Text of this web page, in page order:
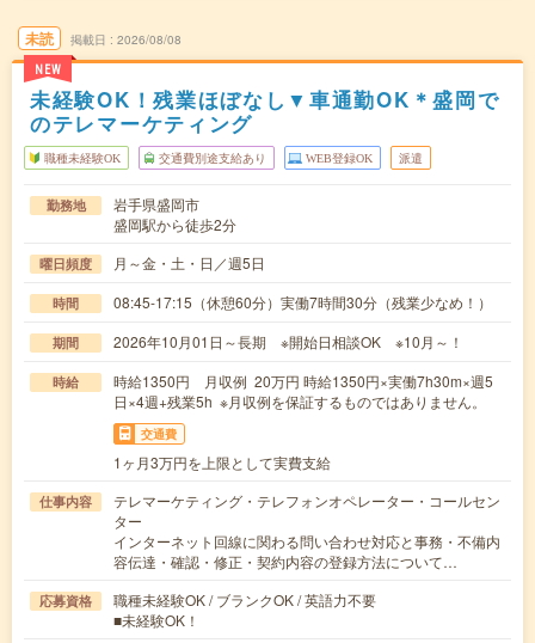
未読
NEW
掲載日 2026/08/08
未経験OK！残業ほぼなし▼車通勤OK＊盛岡で
のテレマーケティング
職種未経験OK 交通費別途支給あり WEB登録OK 派遣
勤務地
岩手県盛岡市
盛岡駅から徒歩2分
曜日頻度 月～金・土・日／週5日
時間 08:45-17:15（休憩60分）実働7時間30分（残業少なめ！）
期間 2026年10月01日～長期 ※開始日相談OK ※10月～！
時給
時給1350円 月収例 20万円 時給1350円×実働7h30m×週5
日×4週+残業5h ※月収例を保証するものではありません。
交通費
1ヶ月3万円を上限として実費支給
仕事内容
テレマーケティング・テレフォンオペレーター・コールセン
ター
インターネット回線に関わる問い合わせ対応と事務・不備内
容伝達・確認・修正・契約内容の登録方法について…
応募資格
職種未経験OK / ブランクOK / 英語力不要
■未経験OK！